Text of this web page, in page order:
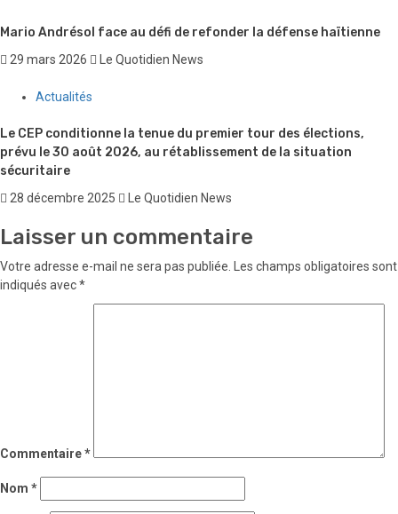
Mario Andrésol face au défi de refonder la défense haïtienne
29 mars 2026 Le Quotidien News
Actualités
Le CEP conditionne la tenue du premier tour des élections,
prévu le 30 août 2026, au rétablissement de la situation
sécuritaire
28 décembre 2025 Le Quotidien News
Laisser un commentaire
Votre adresse e-mail ne sera pas publiée.
Les champs obligatoires sont
indiqués avec*
Commentaire*
Nom *